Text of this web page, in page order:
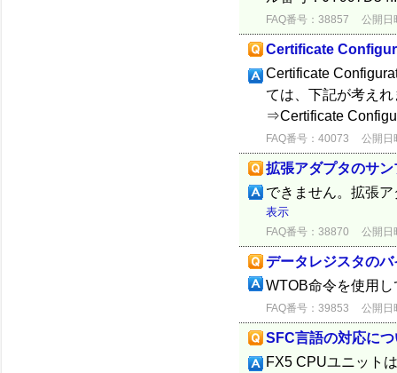
FAQ番号：38857 公開日
Certificate
Certificate
ては、下記が考え
⇒Certificate
FAQ番号：40073 公開日
拡張アダプタのサ
できません。拡張
表示
FAQ番号：38870 公開日
データレジスタの
WTOB命令を使用
FAQ番号：39853 公開日
SFC言語の対応に
FX5 CPUユニット